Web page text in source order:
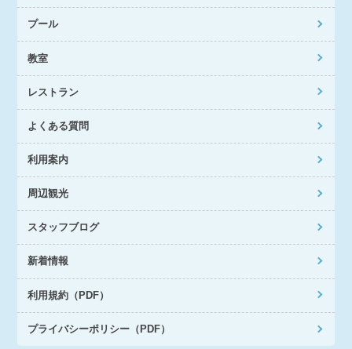
プール
教室
レストラン
よくある質問
利用案内
周辺観光
スタッフブログ
新着情報
利用規約（PDF）
プライバシーポリシー（PDF）